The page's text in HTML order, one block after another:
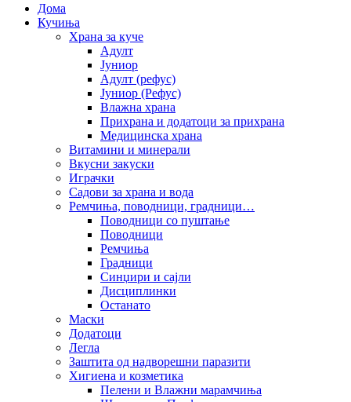
Дома
Кучиња
Храна за куче
Адулт
Јуниор
Адулт (рефус)
Јуниор (Рефус)
Влажна храна
Прихрана и додатоци за прихрана
Медицинска храна
Витамини и минерали
Вкусни закуски
Играчки
Садови за храна и вода
Ремчиња, поводници, градници…
Поводници со пуштање
Поводници
Ремчиња
Градници
Синџири и сајли
Дисциплинки
Останато
Маски
Додатоци
Легла
Заштита од надворешни паразити
Хигиена и козметика
Пелени и Влажни марамчиња